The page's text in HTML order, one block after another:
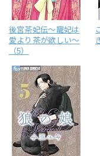
後宮茶妃伝～寵妃は
愛より茶が欲しい～
（5）